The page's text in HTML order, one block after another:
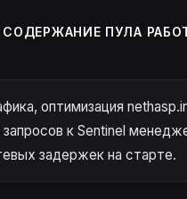
СОДЕРЖАНИЕ ПУЛА
оптимизация
к Sentinel
задержек на старте.